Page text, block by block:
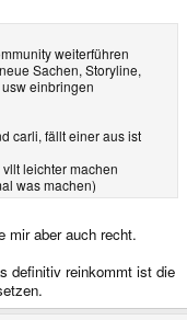
weiterführen
Sachen, Storyline,
einbringen
carli, fällt einer aus ist
leichter machen
was machen)
mir aber auch recht.
definitiv reinkommt ist die